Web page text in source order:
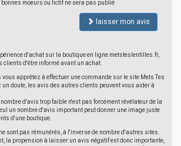
moeurs ou fictif ne sera pas publié
laisser mon avis
d'achat sur la boutique en ligne metsteslentilles.fr,
clients d'être informé avant un achat.
vous apprêtez à effectuer une commande sur le site Mets Tes
un doute, les avis des autres clients peuvent vous aider à
nombre d'avis trop faible n'est pas forcément révélateur de la
un nombre d'avis important peut donner une image juste
d'une boutique.
sont pas rémunérés, à l'inverse de nombre d'autres sites.
la propension à laisser un avis négatif est donc importante,